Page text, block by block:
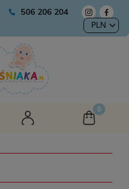
506 206 204